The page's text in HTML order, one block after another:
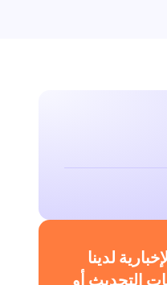
لدينا
التحديث أو